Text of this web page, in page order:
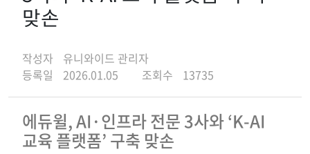
맞손
작성자
유니와이드 관리자
등록일
2026.01.05 조회수 13735
에듀윌, AI·인프라 전문 3사와 ‘K-AI
교육 플랫폼’ 구축 맞손